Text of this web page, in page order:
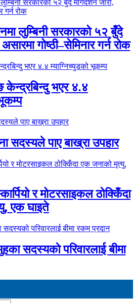
लुम्बिनी सरकारको ५२ बुँदे
असारमा गोष्ठी–सेमिनार गर्न रोक
केन्द्रबिन्दु भएर ४.४
सदस्यले पाए बाख्रा उपहार
र मोटरसाइकल ठोक्किँदा
एक घाइते
सदस्यको परिवारलाई बीमा